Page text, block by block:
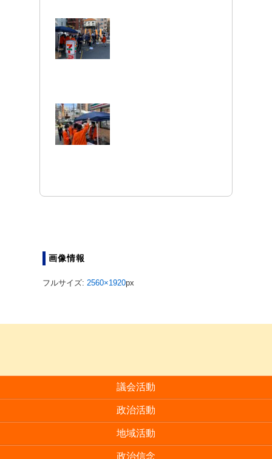
画像情報
フルサイズ: 2560×1920px
議会活動
政治活動
地域活動
政治信念